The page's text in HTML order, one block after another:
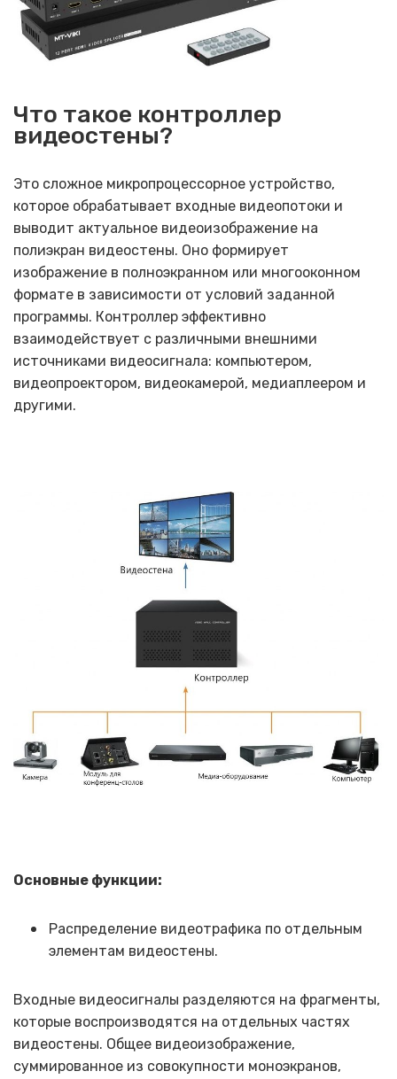
Что такое контроллер
видеостены?
Это сложное микропроцессорное устройство,
которое обрабатывает входные видеопотоки и
выводит актуальное видеоизображение на
полиэкран видеостены. Оно формирует
изображение в полноэкранном или многооконном
формате в зависимости от условий заданной
программы. Контроллер эффективно
взаимодействует с различными внешними
источниками видеосигнала: компьютером,
видеопроектором, видеокамерой, медиаплеером и
другими.
Основные функции:
Распределение видеотрафика по отдельным
элементам видеостены.
Входные видеосигналы разделяются на фрагменты,
которые воспроизводятся на отдельных частях
видеостены. Общее видеоизображение,
суммированное из совокупности моноэкранов,